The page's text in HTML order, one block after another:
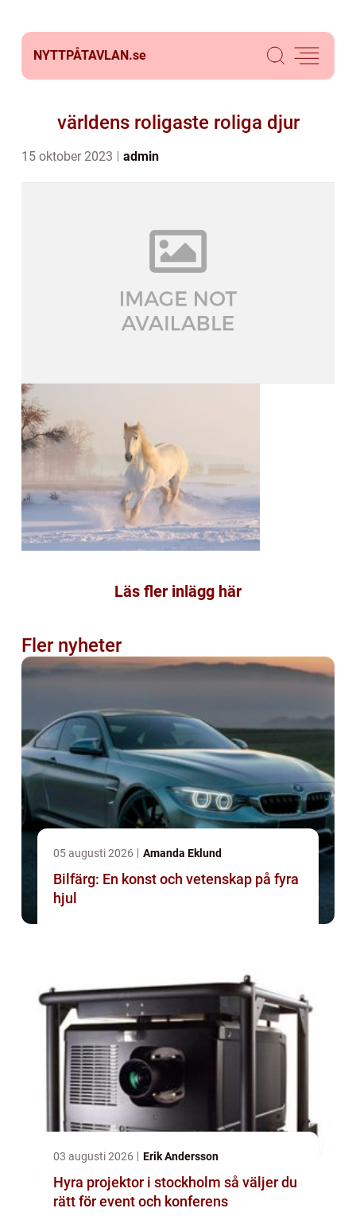
NYTTPÅTAVLAN.se
världens roligaste roliga djur
15 oktober 2023 admin
Läs fler inlägg här
Fler nyheter
05 augusti 2026 Amanda Eklund
Bilfärg: En konst och vetenskap på fyra
hjul
03 augusti 2026 Erik Andersson
Hyra projektor i stockholm så väljer du
rätt för event och konferens